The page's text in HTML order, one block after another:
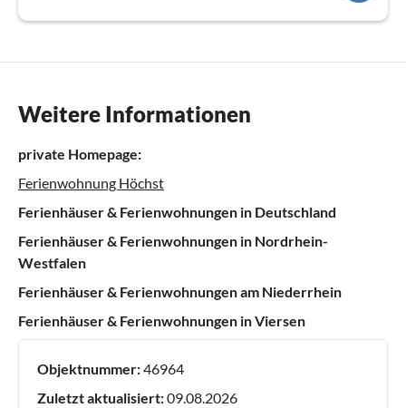
Weitere Informationen
private Homepage:
Ferienwohnung Höchst
Ferienhäuser & Ferienwohnungen in Deutschland
Ferienhäuser & Ferienwohnungen in Nordrhein-
Westfalen
Ferienhäuser & Ferienwohnungen am Niederrhein
Ferienhäuser & Ferienwohnungen in Viersen
Objektnummer:46964
Zuletzt aktualisiert:09.08.2026